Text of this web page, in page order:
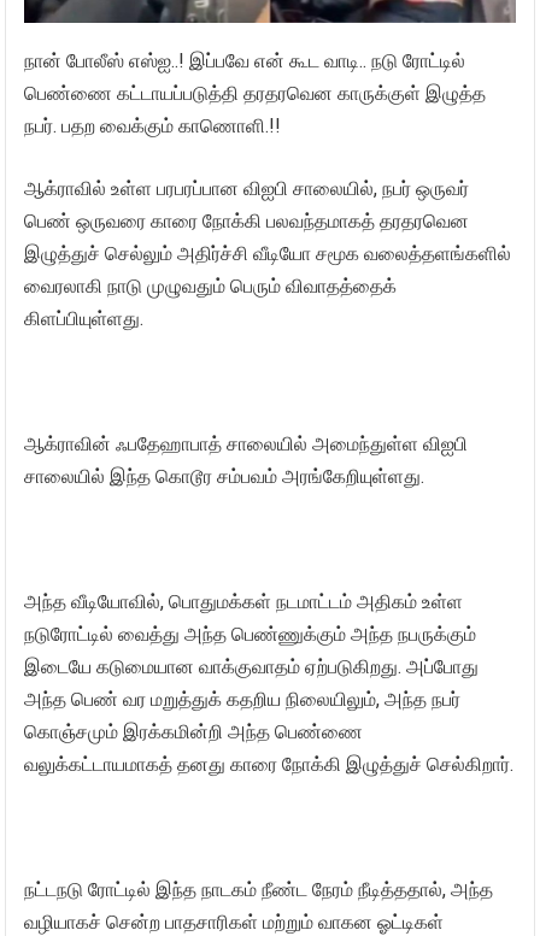
நான் போலீஸ் எஸ்ஐ..! இப்பவே என் கூட வாடி.. நடு ரோட்டில்
பெண்ணை கட்டாயப்படுத்தி தரதரவென காருக்குள் இழுத்த
நபர். பதற வைக்கும் காணொளி.!!
ஆக்ராவில் உள்ள பரபரப்பான விஐபி சாலையில், நபர் ஒருவர்
பெண் ஒருவரை காரை நோக்கி பலவந்தமாகத் தரதரவென
இழுத்துச் செல்லும் அதிர்ச்சி வீடியோ சமூக வலைத்தளங்களில்
வைரலாகி நாடு முழுவதும் பெரும் விவாதத்தைக்
கிளப்பியுள்ளது.
ஆக்ராவின் ஃபதேஹாபாத் சாலையில் அமைந்துள்ள விஐபி
சாலையில் இந்த கொடூர சம்பவம் அரங்கேறியுள்ளது.
அந்த வீடியோவில், பொதுமக்கள் நடமாட்டம் அதிகம் உள்ள
நடுரோட்டில் வைத்து அந்த பெண்ணுக்கும் அந்த நபருக்கும்
இடையே கடுமையான வாக்குவாதம் ஏற்படுகிறது. அப்போது
அந்த பெண் வர மறுத்துக் கதறிய நிலையிலும், அந்த நபர்
கொஞ்சமும் இரக்கமின்றி அந்த பெண்ணை
வலுக்கட்டாயமாகத் தனது காரை நோக்கி இழுத்துச் செல்கிறார்.
நட்டநடு ரோட்டில் இந்த நாடகம் நீண்ட நேரம் நீடித்ததால், அந்த
வழியாகச் சென்ற பாதசாரிகள் மற்றும் வாகன ஓட்டிகள்